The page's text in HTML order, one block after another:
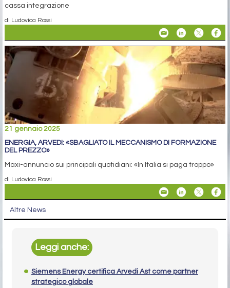
cassa integrazione
di Ludovica Rossi
21 gennaio 2025
ENERGIA, ARVEDI: «SBAGLIATO IL MECCANISMO DI FORMAZIONE
DEL PREZZO»
Maxi-annuncio sui principali quotidiani: «In Italia si paga troppo»
di Ludovica Rossi
Altre News
Leggi anche:
Siemens Energy certifica Arvedi Ast come partner
strategico globale